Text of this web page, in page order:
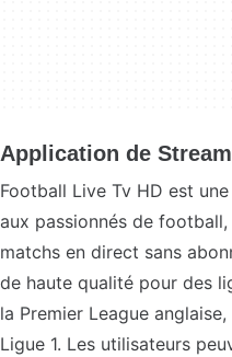
Application de
Football Live Tv HD est
aux passionnés de
matchs en direct sans
de haute qualité pour des
la Premier League
Ligue 1. Les utilisateurs